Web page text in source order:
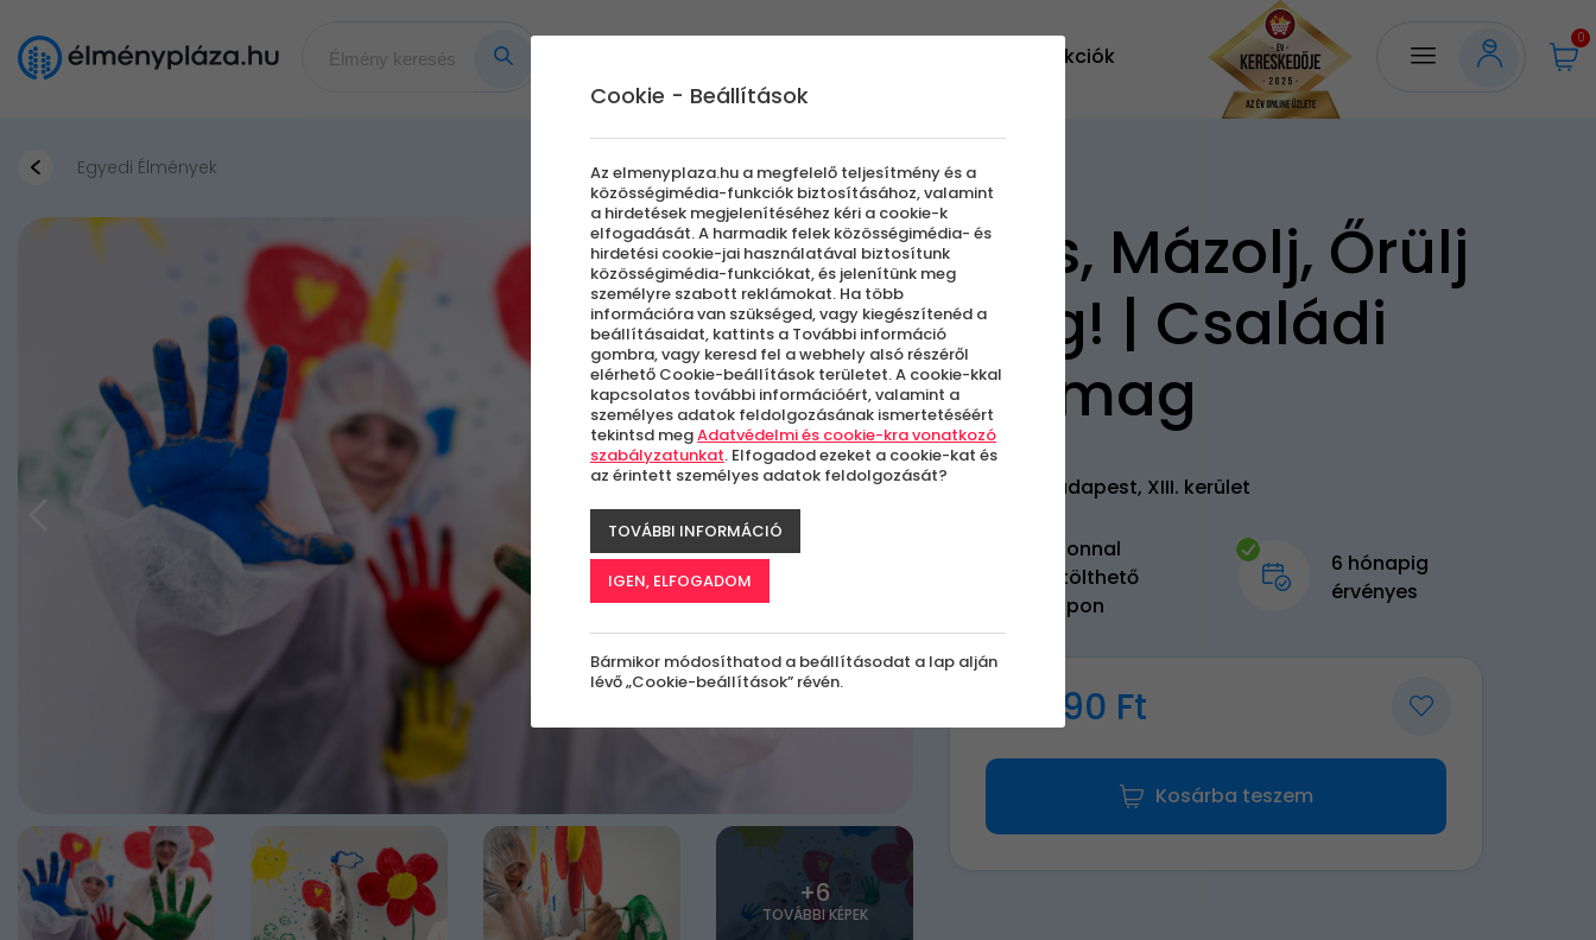
Akciók
0
Egyedi Élmények
+6
TOVÁBBI KÉPEK
Fess, Mázolj, Őrülj
meg! | Családi
csomag
Budapest, XIII. kerület
Azonnal
letölthető
kupon
6 hónapig
érvényes
20 990 Ft
Kosárba teszem
Cookie - Beállítások
Az elmenyplaza.hu a megfelelő teljesítmény és a
közösségimédia-funkciók biztosításához, valamint
a hirdetések megjelenítéséhez kéri a cookie-k
elfogadását. A harmadik felek közösségimédia- és
hirdetési cookie-jai használatával biztosítunk
közösségimédia-funkciókat, és jelenítünk meg
személyre szabott reklámokat. Ha több
információra van szükséged, vagy kiegészítenéd a
beállításaidat, kattints a További információ
gombra, vagy keresd fel a webhely alsó részéről
elérhető Cookie-beállítások területet. A cookie-kkal
kapcsolatos további információért, valamint a
személyes adatok feldolgozásának ismertetéséért
tekintsd megAdatvédelmi és cookie-kra vonatkozó
szabályzatunkat. Elfogadod ezeket a cookie-kat és
az érintett személyes adatok feldolgozását?
TOVÁBBI INFORMÁCIÓ
IGEN, ELFOGADOM
Bármikor módosíthatod a beállításodat a lap alján
lévő „Cookie-beállítások” révén.